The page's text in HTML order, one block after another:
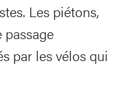
Les piétons,
par les vélos qui